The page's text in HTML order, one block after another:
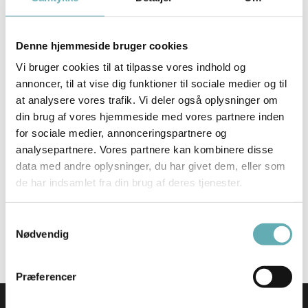
Denne hjemmeside bruger cookies
Vi bruger cookies til at tilpasse vores indhold og
annoncer, til at vise dig funktioner til sociale medier og til
at analysere vores trafik. Vi deler også oplysninger om
din brug af vores hjemmeside med vores partnere inden
for sociale medier, annonceringspartnere og
analysepartnere. Vores partnere kan kombinere disse
data med andre oplysninger, du har givet dem, eller som
de har indsamlet fra din brug af deres tjenester.
Nødvendig
Præferencer
alternativt et tilsvarende karriereforløb suppleret med
Arbejdssted
København Ø
Kontaktperson
Johni Petersen
jpp@recruit-it.dk
Mobil: +45 26 37 75 35